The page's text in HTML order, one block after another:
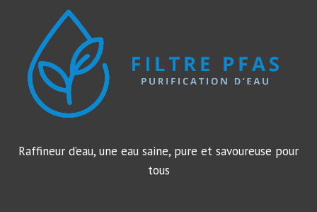
MYTHE
OU
BIENFAIT
?
Raffineur d’eau, une eau saine, pure et savoureuse pour
tous